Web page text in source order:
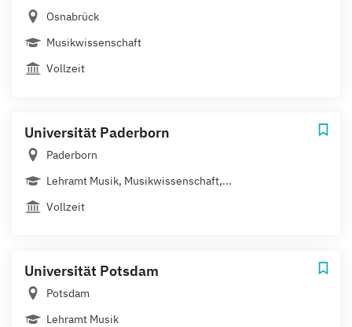
Osnabrück
Musikwissenschaft
Vollzeit
Universität Paderborn
Paderborn
Lehramt Musik, Musikwissenschaft,...
Vollzeit
Universität Potsdam
Potsdam
Lehramt Musik